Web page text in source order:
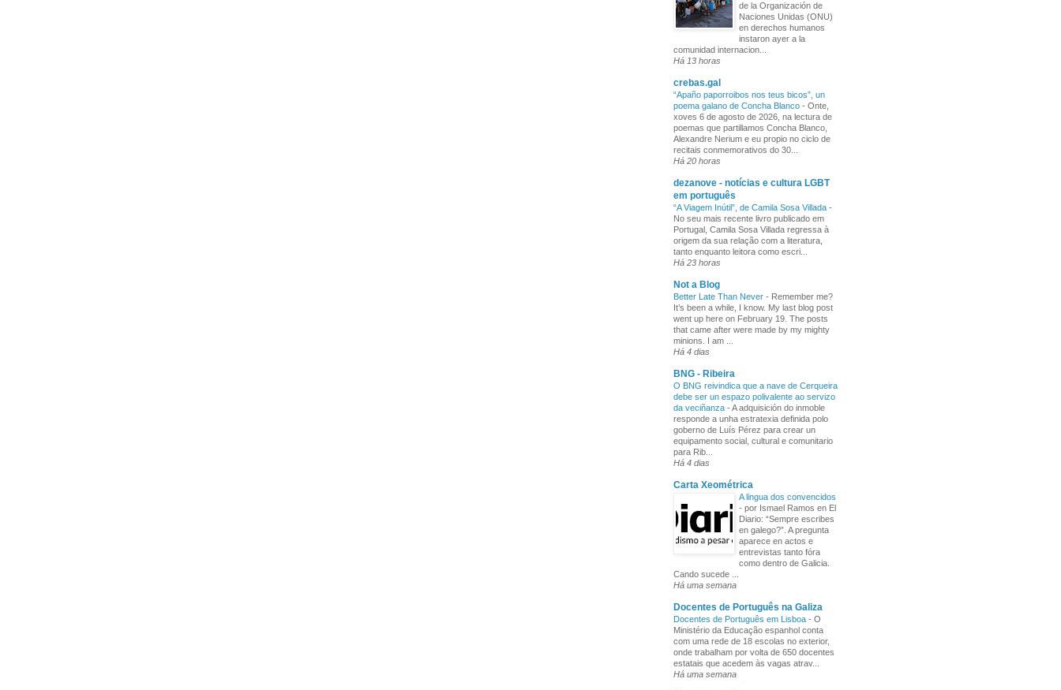
de la Organización de
Naciones Unidas (ONU)
en derechos humanos
instaron ayer a la
comunidad internacion...
Há 13 horas
crebas.gal
“Apaño paporroibos nos teus bicos”, un
poema galano de Concha Blanco - Onte,
xoves 6 de agosto de 2026, na lectura de
poemas que partillamos Concha Blanco,
Alexandre Nerium e eu propio no ciclo de
recitais conmemorativos do 30...
Há 20 horas
dezanove - notícias e cultura LGBT
em português
“A Viagem Inútil”, de Camila Sosa Villada -
No seu mais recente livro publicado em
Portugal, Camila Sosa Villada regressa à
origem da sua relação com a literatura,
tanto enquanto leitora como escri...
Há 23 horas
Not a Blog
Better Late Than Never - Remember me?
It’s been a while, I know. My last blog post
went up here on February 19. The posts
that came after were made by my mighty
minions. I am ...
Há 4 dias
BNG - Ribeira
O BNG reivindica que a nave de Cerqueira
debe ser un espazo polivalente ao servizo
da veciñanza - A adquisición do inmoble
responde a unha estratexia definida polo
goberno de Luís Pérez para crear un
equipamento social, cultural e comunitario
para Rib...
Há 4 dias
Carta Xeométrica
A lingua dos convencidos
- por Ismael Ramos en El
Diario: “Sempre escribes
en galego?”. A pregunta
aparece en actos e
entrevistas tanto fóra
como dentro de Galicia.
Cando sucede ...
Há uma semana
Docentes de Português na Galiza
Docentes de Português em Lisboa - O
Ministério da Educação espanhol conta
com uma rede de 18 escolas no exterior,
onde trabalham por volta de 650 docentes
estatais que acedem às vagas atrav...
Há uma semana